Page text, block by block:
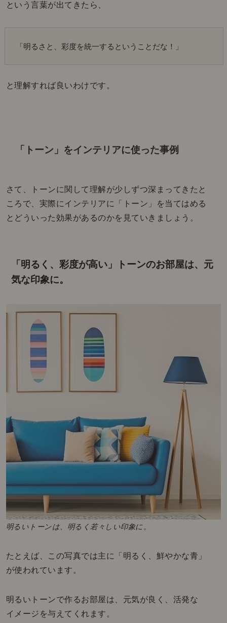
という言葉が出てきたら、
「明るさと、彩度を統一するということだな！」
と理解すれば良いわけです。
「トーン」をインテリアに使った事例
さて、トーンに関して理解が少しずつ深まってきたと
ころで、実際にインテリアに「トーン」を当てはめる
とどういった効果があるのかを見ていきましょう。
「明るく、彩度が高い」トーンのお部屋は、元
気な印象に。
明るいトーンは、明るく若々しい印象に。
たとえば、この写真では主に「明るく、鮮やかな青」
が使われています。
明るいトーンで作るお部屋は、元気が良く、活発な
イメージを与えてくれます。